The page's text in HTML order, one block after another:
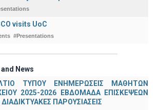
visits UoC
#Presentations
News
ΤΥΠΟΥ ΕΝΗΜΕΡΩΣΕΙΣ ΜΑΘΗΤΩΝ
2025-2026 ΕΒΔΟΜΑΔΑ ΕΠΙΣΚΕΨΕΩΝ
ΔΙΑΔΙΚΤΥΑΚΕΣ ΠΑΡΟΥΣΙΑΣΕΙΣ